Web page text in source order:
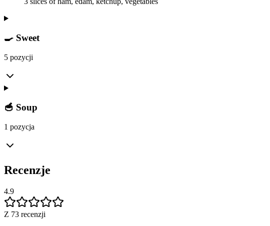
🍳 Sweet
5 pozycji
🥣 Soup
1 pozycja
Recenzje
4.9
Z 73 recenzji